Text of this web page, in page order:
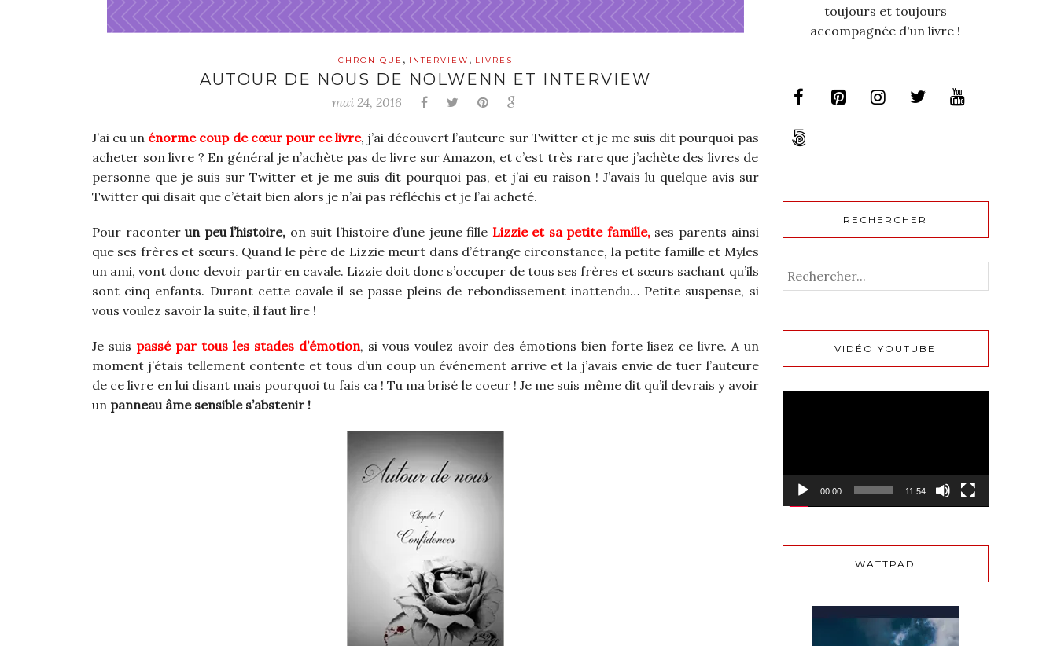
CHRONIQUE , INTERVIEW , LIVRES
AUTOUR DE NOUS DE NOLWENN ET INTERVIEW
mai 24, 2016
J’ai eu un énorme coup de cœur pour ce livre, j’ai découvert l’auteure sur Twitter et je me suis dit pourquoi pas
acheter son livre ? En général je n’achète pas de livre sur Amazon, et c’est très rare que j’achète des livres de
personne que je suis sur Twitter et je me suis dit pourquoi pas, et j’ai eu raison ! J’avais lu quelque avis sur
Twitter qui disait que c’était bien alors je n’ai pas réfléchis et je l’ai acheté.
Pour raconterun peu l’histoire, on suit l’histoire d’une jeune fille Lizzie et sa petite famille, ses parents ainsi
que ses frères et sœurs. Quand le père de Lizzie meurt dans d’étrange circonstance, la petite famille et Myles
un ami, vont donc devoir partir en cavale. Lizzie doit donc s’occuper de tous ses frères et sœurs sachant qu’ils
sont cinq enfants. Durant cette cavale il se passe pleins de rebondissement inattendu… Petite suspense, si
vous voulez savoir la suite, il faut lire !
Je suis passé par tous les stades d’émotion, si vous voulez avoir des émotions bien forte lisez ce livre. A un
moment j’étais tellement contente et tous d’un coup un événement arrive et la j’avais envie de tuer l’auteure
de ce livre en lui disant mais pourquoi tu fais ca ! Tu ma brisé le coeur ! Je me suis même dit qu’il devrais y avoir
un panneau âme sensible s’abstenir !
toujours et toujours
accompagnée d'un livre !
RECHERCHER
VIDÉO YOUTUBE
00:00 11:54
WATTPAD